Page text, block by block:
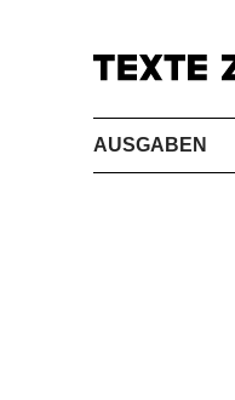
AUSGABEN